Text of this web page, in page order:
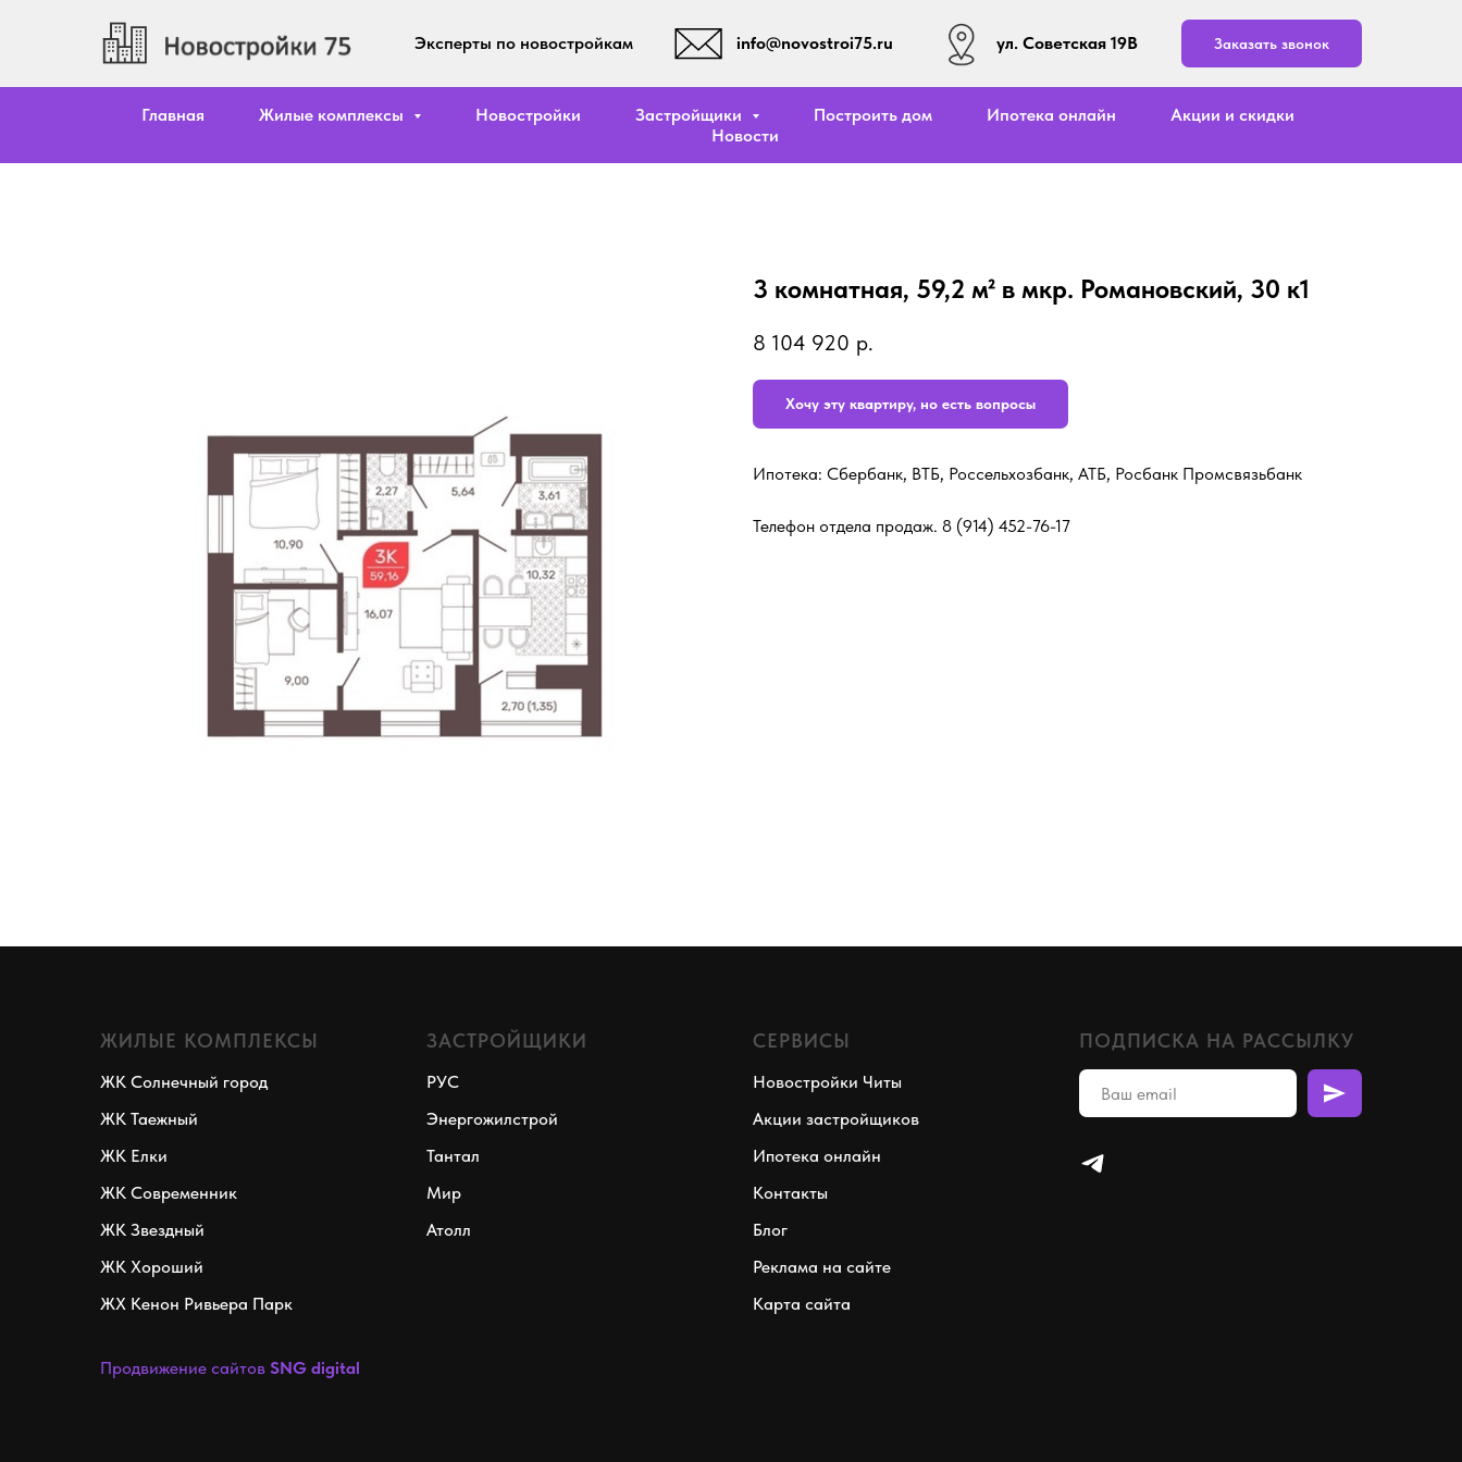
Эксперты по новостройкам info@novostroi75.ru ул. Советская 19В Заказать звонок
Главная Жилые комплексы Новостройки Застройщики Построить дом Ипотека онлайн
Акции и скидки
Новости
3 комнатная, 59,2 м² в мкр. Романовский, 30 к1
8 104 920 р.
Хочу эту квартиру, но есть вопросы
Ипотека: Сбербанк, ВТБ, Россельхозбанк, АТБ, Росбанк Промсвязьбанк
Телефон отдела продаж. 8 (914) 452-76-17
ЖИЛЫЕ КОМПЛЕКСЫ
ЖК Солнечный город
ЖК Таежный
ЖК Елки
ЖК Современник
ЖК Звездный
ЖК Хороший
ЖХ Кенон Ривьера Парк
ЗАСТРОЙЩИКИ
РУС
Энергожилстрой
Тантал
Мир
Атолл
СЕРВИСЫ
Новостройки Читы
Акции застройщиков
Ипотека онлайн
Контакты
Блог
Реклама на сайте
Карта сайта
ПОДПИСКА НА РАССЫЛКУ
Продвижение сайтов SNG digital